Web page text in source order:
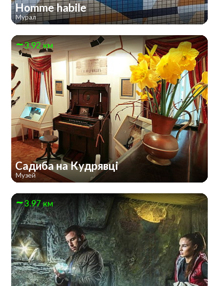
Homme habile
Мурал
3.92 км
Садиба на Кудрявці
Музей
3.97 км